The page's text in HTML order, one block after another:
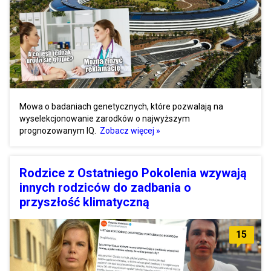
Mowa o badaniach genetycznych, które pozwalają na
wyselekcjonowanie zarodków o najwyższym
prognozowanym IQ.
Zobacz więcej »
Rodzice z Ostatniego Pokolenia wzywają
innych rodziców do zadbania o
przyszłość klimatyczną
15